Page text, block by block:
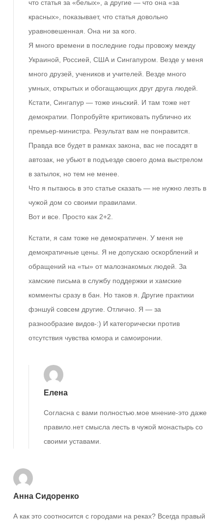
что статья за «белых», а другие — что она «за
красных», показывает, что статья довольно
уравновешенная. Она ни за кого.
Я много времени в последние годы провожу между
Украиной, Россией, США и Сингапуром. Везде у меня
много друзей, учеников и учителей. Везде много
умных, открытых и обогащающих друг друга людей.
Кстати, Сингапур — тоже иньский. И там тоже нет
демократии. Попробуйте критиковать публично их
премьер-министра. Результат вам не понравится.
Правда все будет в рамках закона, вас не посадят в
автозак, не убьют в подъезде своего дома выстрелом
в затылок, но тем не менее.
Что я пытаюсь в это статье сказать — не нужно лезть в
чужой дом со своими правилами.
Вот и все. Просто как 2+2.
Кстати, я сам тоже не демократичен. У меня не
демократичные цены. Я не допускаю оскорблений и
обращений на «ты» от малознакомых людей. За
хамские письма в службу поддержки и хамские
комменты сразу в бан. Но таков я. Другие практики
фэншуй совсем другие. Отлично. Я — за
разнообразие видов-:) И категорически против
отсутствия чувства юмора и самоиронии.
Елена
Согласна с вами полностью.мое мнение-это даже
правило.нет смысла лесть в чужой монастырь со
своими уставами.
Анна Сидоренко
А как это соотносится с городами на реках? Всегда правый